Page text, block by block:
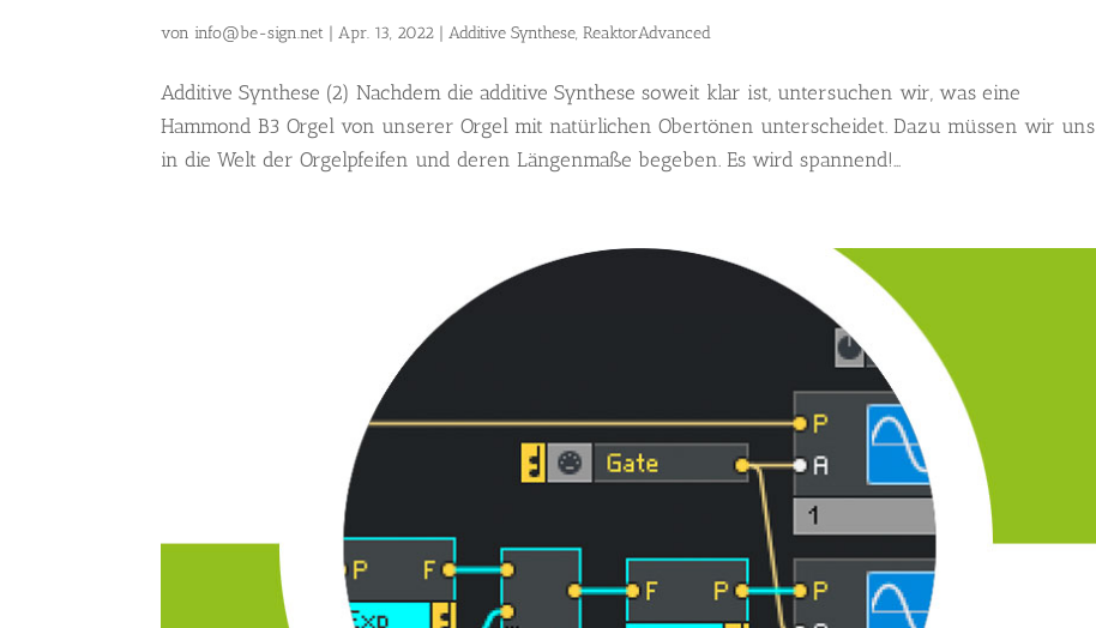
von info@be-sign.net |Apr. 13, 2022 |Additive Synthese,ReaktorAdvanced
Additive Synthese (2) Nachdem die additive Synthese soweit klar ist, untersuchen wir, was eine
Hammond B3 Orgel von unserer Orgel mit natürlichen Obertönen unterscheidet. Dazu müssen wir uns
in die Welt der Orgelpfeifen und deren Längenmaße begeben. Es wird spannend!...